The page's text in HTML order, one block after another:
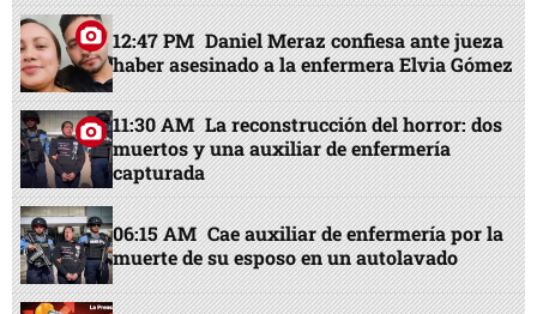
12:47 PM Daniel Meraz confiesa ante jueza
haber asesinado a la enfermera Elvia Gómez
11:30 AM La reconstrucción del horror: dos
muertos y una auxiliar de enfermería
capturada
06:15 AM Cae auxiliar de enfermería por la
muerte de su esposo en un autolavado